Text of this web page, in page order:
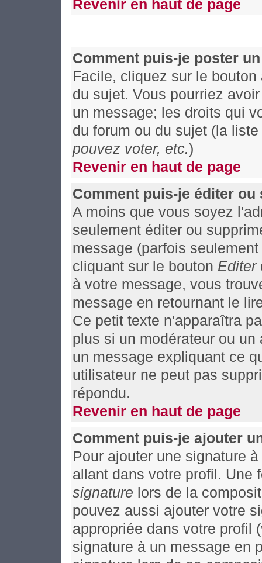
Revenir en haut de page
Comment puis-je poster
Facile, cliquez sur le
du sujet. Vous pourriez
un message; les droits qui
du forum ou du sujet (la liste
pouvez voter, etc.)
Revenir en haut de page
Comment puis-je éditer
A moins que vous soyez
seulement éditer ou
message (parfois
cliquant sur le bouton Editer
à votre message, vous
message en retournant le
Ce petit texte n'apparaîtra
plus si un modérateur ou
un message expliquant ce
utilisateur ne peut pas
répondu.
Revenir en haut de page
Comment puis-je ajouter
Pour ajouter une signature
allant dans votre profil.
signature lors de la
pouvez aussi ajouter votre
appropriée dans votre profil
signature à un message en